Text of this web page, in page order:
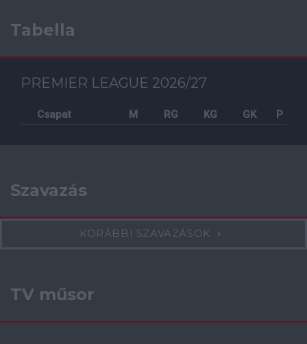
Tabella
PREMIER LEAGUE 2026/27
Csapat M RG KG GK P
Szavazás
KORÁBBI SZAVAZÁSOK
TV műsor